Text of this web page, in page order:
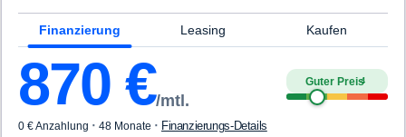
Finanzierung Leasing Kaufen
870 €/mtl.
Guter Preis4
0 € Anzahlung · 48 Monate · Finanzierungs-Details